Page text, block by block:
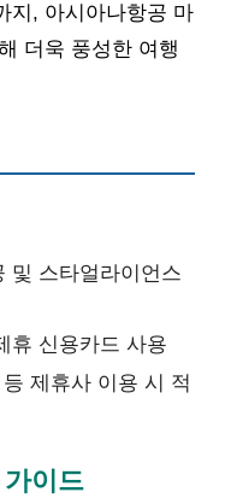
지, 아시아나항공 마
더욱 풍성한 여행
및 스타얼라이언스
휴 신용카드 사용
제휴사 이용 시 적
이드